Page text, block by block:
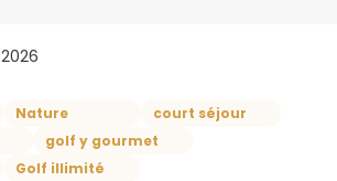
Nature
court séjour
golf y gourmet
Golf illimité